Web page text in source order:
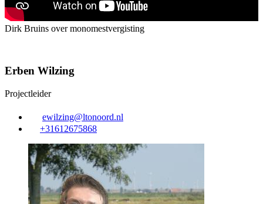
Dirk Bruins over monomestvergisting
Erben Wilzing
Projectleider
ewilzing@ltonoord.nl
+31612675868